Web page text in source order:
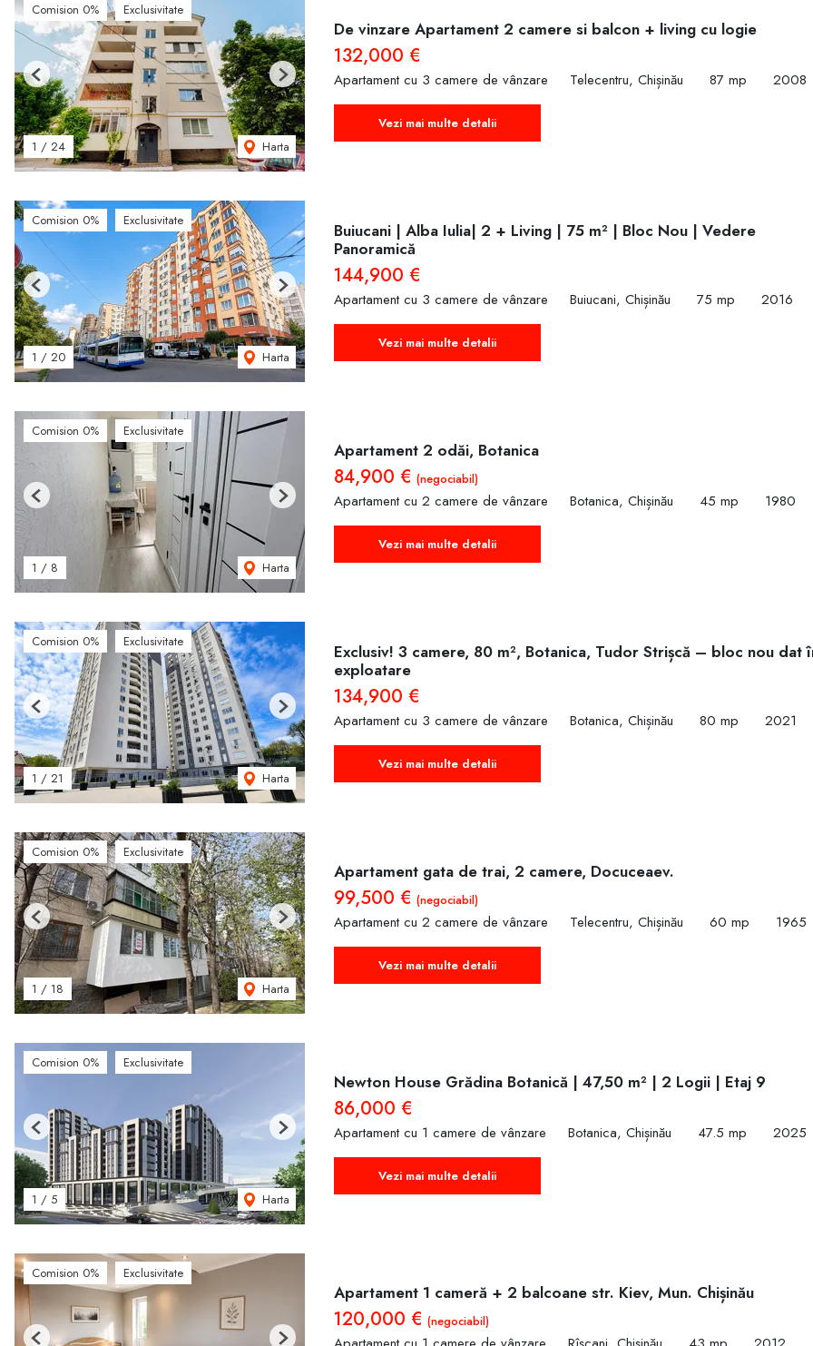
Comision 0% Exclusivitate
1 / 24 Harta
Previous Next
De vinzare Apartament 2 camere si balcon + living cu logie
132,000 €
Apartament cu 3 camere de vânzare Telecentru, Chișinău 87 mp 2008
Vezi mai multe detalii
Comision 0% Exclusivitate
1 / 20 Harta
Previous Next
Buiucani | Alba Iulia| 2 + Living | 75 m² | Bloc Nou | Vedere
Panoramică
144,900 €
Apartament cu 3 camere de vânzare Buiucani, Chișinău 75 mp 2016
Vezi mai multe detalii
Comision 0% Exclusivitate
1 / 8 Harta
Previous Next
Apartament 2 odăi, Botanica
84,900 € (negociabil)
Apartament cu 2 camere de vânzare Botanica, Chișinău 45 mp 1980
Vezi mai multe detalii
Comision 0% Exclusivitate
1 / 21 Harta
Previous Next
Exclusiv! 3 camere, 80 m², Botanica, Tudor Strișcă – bloc nou dat
exploatare
134,900 €
Apartament cu 3 camere de vânzare Botanica, Chișinău 80 mp 2021
Vezi mai multe detalii
Comision 0% Exclusivitate
1 / 18 Harta
Previous Next
Apartament gata de trai, 2 camere, Docuceaev.
99,500 € (negociabil)
Apartament cu 2 camere de vânzare Telecentru, Chișinău 60 mp 1965
Vezi mai multe detalii
Comision 0% Exclusivitate
1 / 5 Harta
Previous Next
Newton House Grădina Botanică | 47,50 m² | 2 Logii | Etaj 9
86,000 €
Apartament cu 1 camere de vânzare Botanica, Chișinău 47.5 mp 2025
Vezi mai multe detalii
Comision 0% Exclusivitate
Apartament 1 cameră + 2 balcoane str. Kiev, Mun. Chișinău
120,000 € (negociabil)